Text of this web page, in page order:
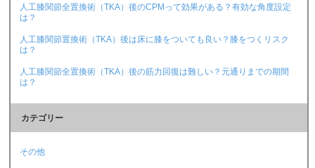
人工膝関節全置換術（TKA）後のCPMって効果がある？有効な角度設定
は？
人工膝関節置換術（TKA）後は床に膝をついても良い？膝をつくリスク
は？
人工膝関節全置換術（TKA）後の筋力回復は難しい？元通りまでの期間
は？
カテゴリー
その他